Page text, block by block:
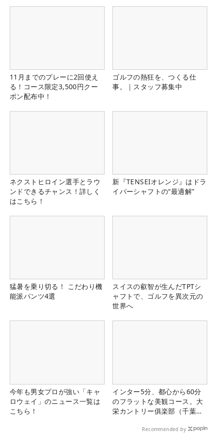
11月までのプレーに2回使え
る！コース限定3,500円クー
ポン配布中！
ゴルフの熱狂を、つくる仕
事。｜スタッフ募集中
ネクストヒロイン選手とラウ
ンドできるチャンス！詳しく
はこちら！
新『TENSEIオレンジ』はドラ
イバーシャフトの“最適解”
猛暑を乗り切る！ こだわり機
能派パンツ4選
スイスの叡智が生んだTPTシ
ャフトで、ゴルフを異次元の
世界へ
今年も男女プロが強い「キャ
ロウェイ」のニュース一覧は
こちら！
インター5分、都心から60分
のフラットな美観コース。大
栄カントリー俱楽部（千葉
Recommended by